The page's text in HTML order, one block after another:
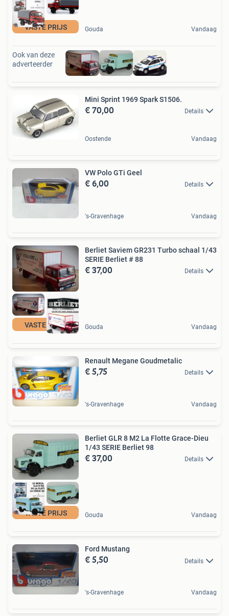
VASTE PRIJS Gouda Vandaag
Ook van deze
adverteerder
Mini Sprint 1969 Spark S1506.
€ 70,00 Details
Oostende Vandaag
VW Polo GTi Geel
€ 6,00 Details
's-Gravenhage Vandaag
VASTE PRIJS
Berliet Saviem GR231 Turbo schaal 1/43
SERIE Berliet # 88
€ 37,00 Details
Gouda Vandaag
Renault Megane Goudmetalic
€ 5,75 Details
's-Gravenhage Vandaag
VASTE PRIJS
Berliet GLR 8 M2 La Flotte Grace-Dieu
1/43 SERIE Berliet 98
€ 37,00 Details
Gouda Vandaag
Ford Mustang
€ 5,50 Details
's-Gravenhage Vandaag